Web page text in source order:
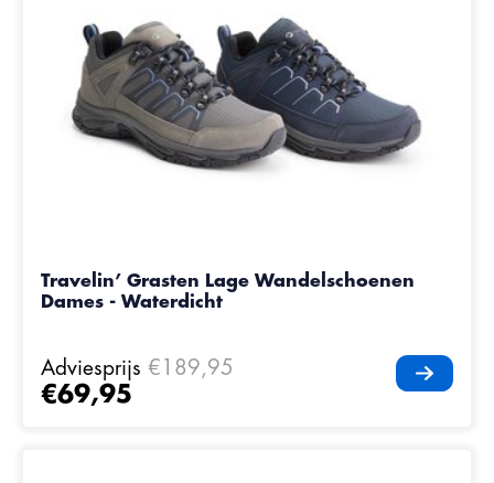
Travelin’ Grasten Lage Wandelschoenen
Dames - Waterdicht
Adviesprijs €189,95
€69,95